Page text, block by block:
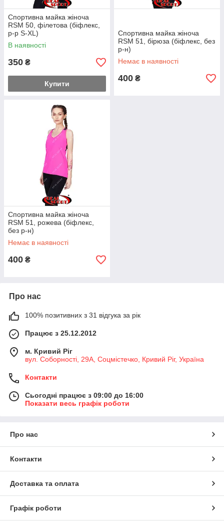
Спортивна майка жіноча
RSM 50, філетова (біфлекс,
р-р S-XL)
В наявності
350 ₴
Купити
Спортивна майка жіноча
RSM 51, бірюза (біфлекс, без
р-н)
Немає в наявності
400 ₴
Спортивна майка жіноча
RSM 51, рожева (біфлекс,
без р-н)
Немає в наявності
400 ₴
Про нас
100% позитивних з 31 відгука за рік
Працює з 25.12.2012
м. Кривий Ріг
вул. Соборності, 29А, Соцмістечко, Кривий Ріг, Україна
Контакти
Сьогодні працює з 09:00 до 16:00
Показати весь графік роботи
Про нас
Контакти
Доставка та оплата
Графік роботи